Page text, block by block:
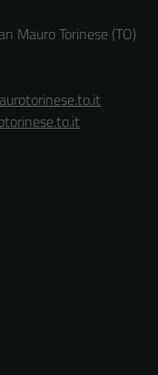
Mauro Torinese (TO)